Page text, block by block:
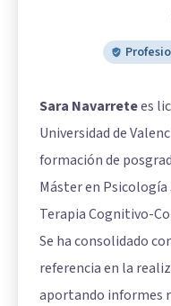
Sara Navarretees
Universidad de
formación de
Máster en
Terapia Cognitivo-
Se ha consolidado
referencia en la
aportando informes